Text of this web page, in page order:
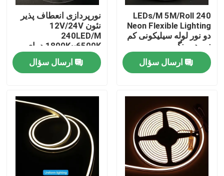
کارخانه تور
کنترل کیفیت
تماس با ما
اخبار
درخواست نقل قول
نور نوار نئون ال ای دی
240 LEDs/M 5M/Roll
Neon Flexible Lighting
دو نور لوله سیلیکونی کم
نور دو رنگ
ارسال سؤال
نورپردازی انعطاف پذیر
نئون 12V/24V
240LED/M
1800K~6500K دمای
رنگ
ارسال سؤال